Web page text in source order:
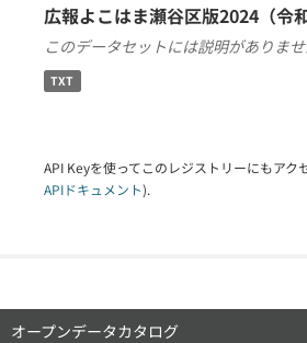
広報よこはま瀬谷区版2024（令
このデータセットには説明がありま
TXT
API Keyを使ってこのレジストリーにもアク
APIドキュメント).
オープンデータカタログ